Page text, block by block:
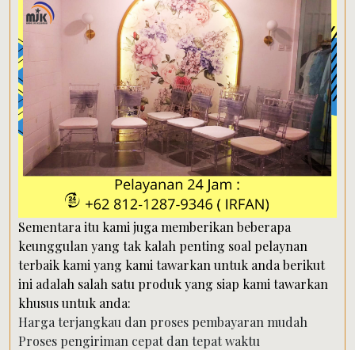
Sementara itu kami juga memberikan beberapa
keunggulan yang tak kalah penting soal pelaynan
terbaik kami yang kami tawarkan untuk anda berikut
ini adalah salah satu produk yang siap kami tawarkan
khusus untuk anda:
Harga terjangkau dan proses pembayaran mudah
Proses pengiriman cepat dan tepat waktu